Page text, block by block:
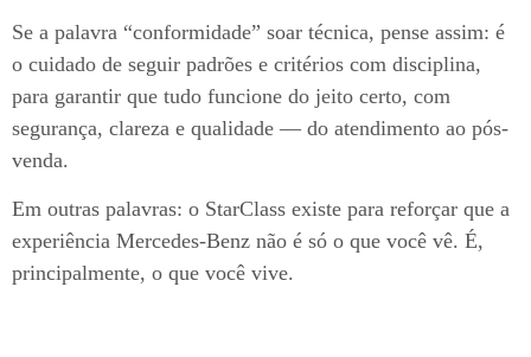
Se a palavra “conformidade” soar técnica, pense assim: é
o cuidado de seguir padrões e critérios com disciplina,
para garantir que tudo funcione do jeito certo, com
segurança, clareza e qualidade — do atendimento ao pós-
venda.
Em outras palavras: o StarClass existe para reforçar que a
experiência Mercedes-Benz não é só o que você vê. É,
principalmente, o que você vive.